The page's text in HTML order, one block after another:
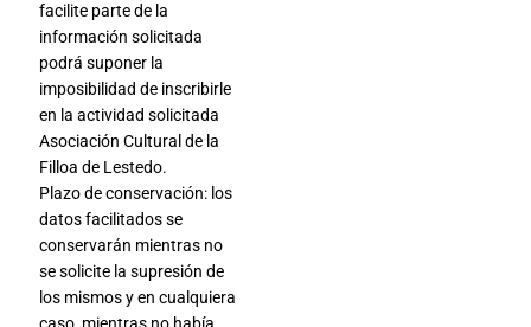
facilite parte de la
información solicitada
podrá suponer la
imposibilidad de inscribirle
en la actividad solicitada
Asociación Cultural de la
Filloa de Lestedo.
Plazo de conservación: los
datos facilitados se
conservarán mientras no
se solicite la supresión de
los mismos y en cualquiera